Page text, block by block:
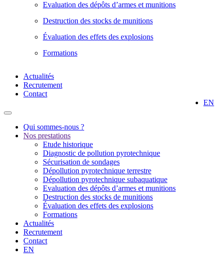
Evaluation des dépôts d’armes et munitions
Destruction des stocks de munitions
Évaluation des effets des explosions
Formations
Actualités
Recrutement
Contact
EN
Qui sommes-nous ?
Nos prestations
Etude historique
Diagnostic de pollution pyrotechnique
Sécurisation de sondages
Dépollution pyrotechnique terrestre
Dépollution pyrotechnique subaquatique
Evaluation des dépôts d’armes et munitions
Destruction des stocks de munitions
Évaluation des effets des explosions
Formations
Actualités
Recrutement
Contact
EN